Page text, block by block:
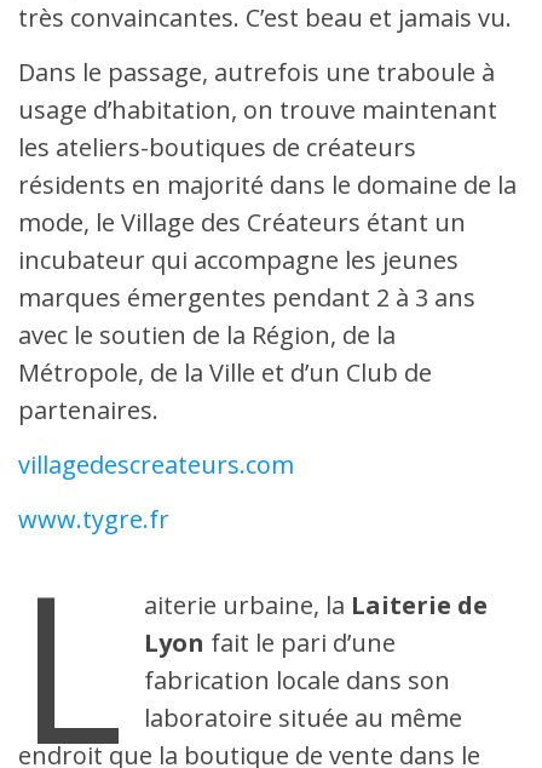
très convaincantes. C’est beau et jamais vu.
Dans le passage, autrefois une traboule à
usage d’habitation, on trouve maintenant
les ateliers-boutiques de créateurs
résidents en majorité dans le domaine de la
mode, le Village des Créateurs étant un
incubateur qui accompagne les jeunes
marques émergentes pendant 2 à 3 ans
avec le soutien de la Région, de la
Métropole, de la Ville et d’un Club de
partenaires.
villagedescreateurs.com
www.tygre.fr
L aiterie urbaine, la Laiterie de
Lyon fait le pari d’une
fabrication locale dans son
laboratoire située au même
endroit que la boutique de vente dans le